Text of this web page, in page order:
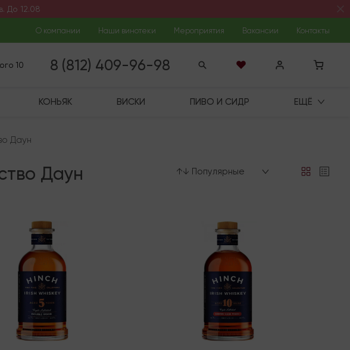
До 12.08
О компании Наши винотеки Мероприятия Вакансии Контакты
10 8 (812) 409-96-98
КОНЬЯК ВИСКИ ПИВО И СИДР ЕЩЁ
Даун
Даун ↑↓ Популярные